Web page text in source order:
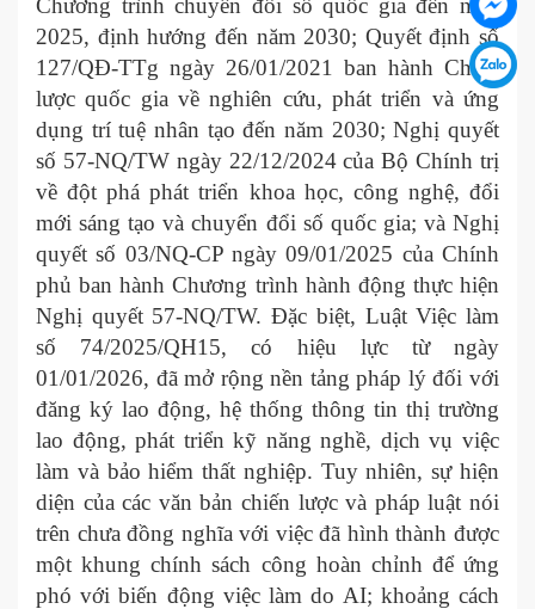
Chương trình chuyển đổi số quốc gia đến năm
2025, định hướng đến năm 2030; Quyết định số
127/QĐ-TTg ngày 26/01/2021 ban hành Chiến
lược quốc gia về nghiên cứu, phát triển và ứng
dụng trí tuệ nhân tạo đến năm 2030; Nghị quyết
số 57-NQ/TW ngày 22/12/2024 của Bộ Chính trị
về đột phá phát triển khoa học, công nghệ, đổi
mới sáng tạo và chuyển đổi số quốc gia; và Nghị
quyết số 03/NQ-CP ngày 09/01/2025 của Chính
phủ ban hành Chương trình hành động thực hiện
Nghị quyết 57-NQ/TW. Đặc biệt, Luật Việc làm
số 74/2025/QH15, có hiệu lực từ ngày
01/01/2026, đã mở rộng nền tảng pháp lý đối với
đăng ký lao động, hệ thống thông tin thị trường
lao động, phát triển kỹ năng nghề, dịch vụ việc
làm và bảo hiểm thất nghiệp. Tuy nhiên, sự hiện
diện của các văn bản chiến lược và pháp luật nói
trên chưa đồng nghĩa với việc đã hình thành được
một khung chính sách công hoàn chỉnh để ứng
phó với biến động việc làm do AI; khoảng cách